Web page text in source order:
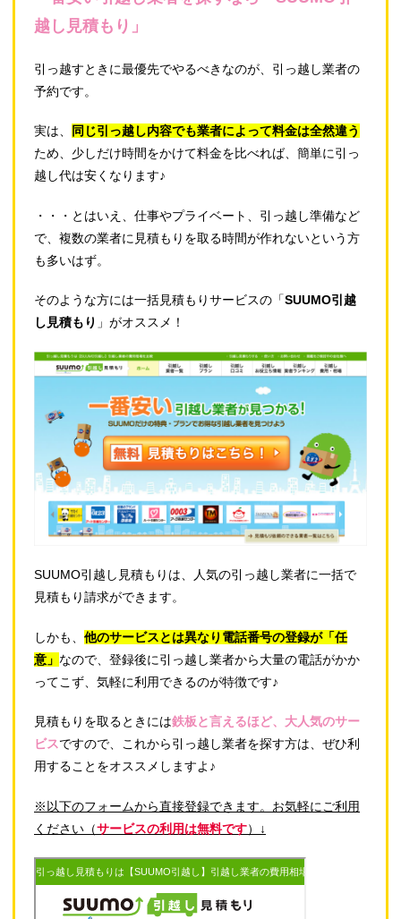
越し見積もり」
引っ越すときに最優先でやるべきなのが、引っ越し業者の
予約です。
実は、
同じ引っ越し内容でも業者によって料金は全然違う
ため、少しだけ時間をかけて料金を比べれば、簡単に引っ
越し代は安くなります♪
・・・とはいえ、仕事やプライベート、引っ越し準備など
で、複数の業者に見積もりを取る時間が作れないという方
も多いはず。
そのような方には一括見積もりサービスの「SUUMO引越
し見積もり 」がオススメ！
SUUMO引越し見積もりは、人気の引っ越し業者に一括で
見積もり請求ができます。
しかも、 他のサービスとは異なり電話番号の登録が「任
意」 なので、登録後に引っ越し業者から大量の電話がかか
ってこず、気軽に利用できるのが特徴です♪
見積もりを取るときには鉄板と言えるほど、大人気のサー
ビスですので、これから引っ越し業者を探す方は、ぜひ利
用することをオススメしますよ♪
※以下のフォームから直接登録できます。お気軽にご利用
ください（サービスの利用は無料です）↓